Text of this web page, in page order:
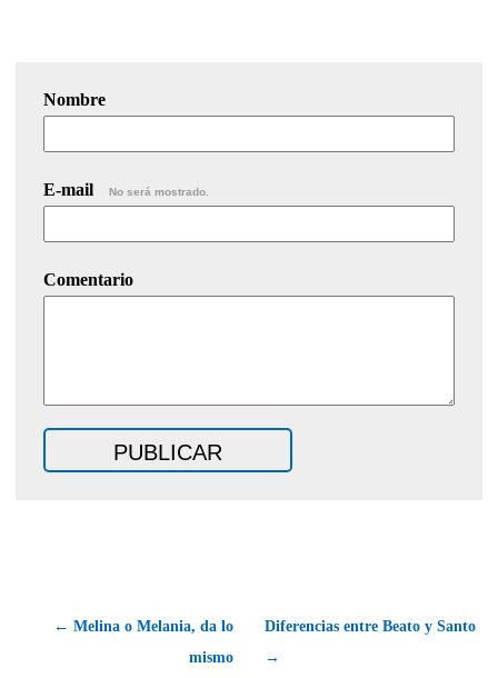
Nombre
E-mail No será mostrado.
Comentario
← Melina o Melania, da lo
mismo
Diferencias entre Beato y Santo
→